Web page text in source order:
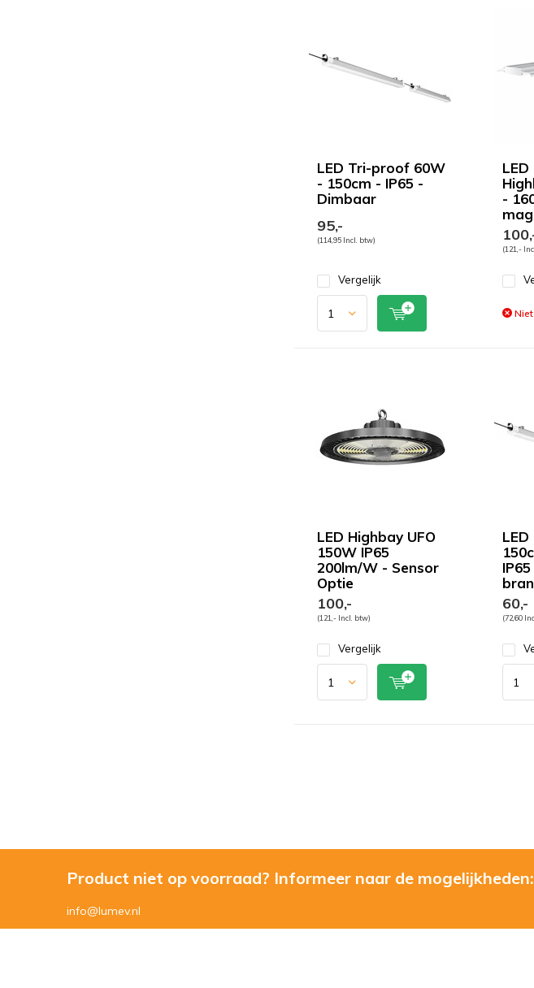
LED Tri-proof 60W
- 150cm - IP65 -
Dimbaar
95,-
(114,95 Incl. btw)
Vergelijk
-
(121,-
LED Highbay UFO
150W IP65
200lm/W - Sensor
Optie
100,-
(121,- Incl. btw)
Vergelijk
60,-
(72,60
Product niet op voorraad? Informeer naar de mogelijkheden:
info@lumev.nl